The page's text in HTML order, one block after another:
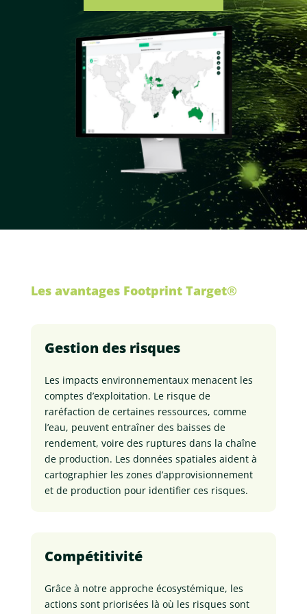
Les avantages Footprint Target®
Gestion des risques
Les impacts environnementaux menacent les
comptes d’exploitation. Le risque de
raréfaction de certaines ressources, comme
l’eau, peuvent entraîner des baisses de
rendement, voire des ruptures dans la chaîne
de production. Les données spatiales aident à
cartographier les zones d’approvisionnement
et de production pour identifier ces risques.
Compétitivité
Grâce à notre approche écosystémique, les
actions sont priorisées là où les risques sont